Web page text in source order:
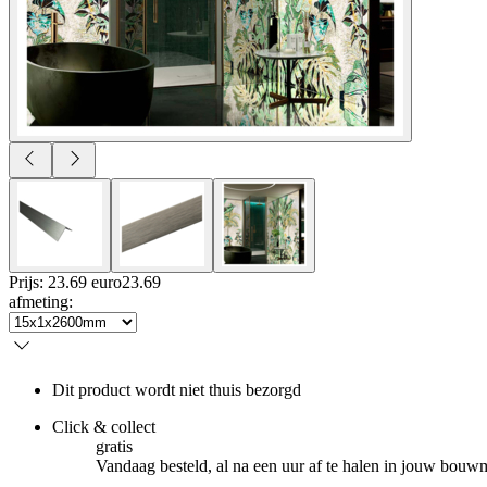
Prijs: 23.69 euro23.69
afmeting:
Dit product wordt niet thuis bezorgd
Click & collect
gratis
Vandaag besteld, al na een uur af te halen in jouw